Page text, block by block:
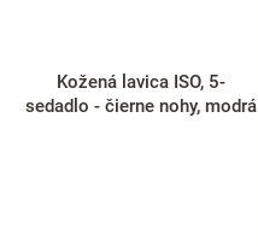
Kožená lavica ISO, 5-
sedadlo - čierne nohy, modrá